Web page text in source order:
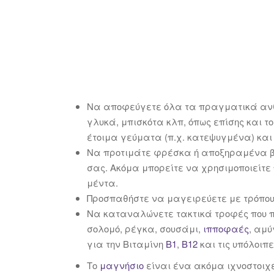
Να αποφεύγετε όλα τα πραγματικά
γλυκά, μπισκότα κλπ, όπως επίσης και
έτοιμα γεύματα (π.χ. κατεψυγμένα)
Να προτιμάτε φρέσκα ή αποξηραμένα
σας. Ακόμα μπορείτε να
μέντα.
Προσπαθήστε να μαγειρεύετε με
Να καταναλώνετε τακτικά τροφές που
σολομό, ρέγκα, σουσάμι, ιπποφαές,
για την Βιταμίνη Β1, Β12 και τις
Το μαγνήσιο είναι ένα ακόμα